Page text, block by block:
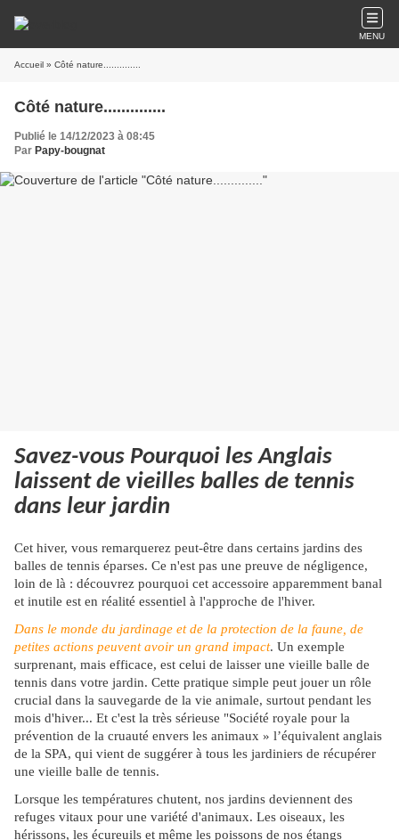
MENU
Accueil » Côté nature..............
Côté nature..............
Publié le 14/12/2023 à 08:45
Par Papy-bougnat
Savez-vous Pourquoi les Anglais
laissent de vieilles balles de tennis
dans leur jardin
Cet hiver, vous remarquerez peut-être dans certains jardins des
balles de tennis éparses. Ce n'est pas une preuve de négligence,
loin de là : découvrez pourquoi cet accessoire apparemment banal
et inutile est en réalité essentiel à l'approche de l'hiver.
Dans le monde du jardinage et de la protection de la faune, de
petites actions peuvent avoir un grand impact. Un exemple
surprenant, mais efficace, est celui de laisser une vieille balle de
tennis dans votre jardin. Cette pratique simple peut jouer un rôle
crucial dans la sauvegarde de la vie animale, surtout pendant les
mois d'hiver... Et c'est la très sérieuse "Société royale pour la
prévention de la cruauté envers les animaux » l’équivalent anglais
de la SPA, qui vient de suggérer à tous les jardiniers de récupérer
une vieille balle de tennis.
Lorsque les températures chutent, nos jardins deviennent des
refuges vitaux pour une variété d'animaux. Les oiseaux, les
hérissons, les écureuils et même les poissons de nos étangs